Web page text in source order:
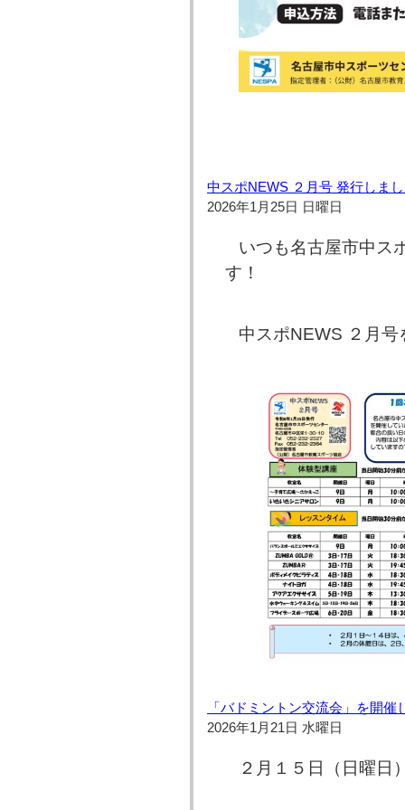
中スポNEWS ２月号 発行しま
2026年1月25日 日曜日
いつも名古屋市中ス
す！
中スポNEWS ２月
「バドミントン交流会」を開催
2026年1月21日 水曜日
２月１５日（日曜日